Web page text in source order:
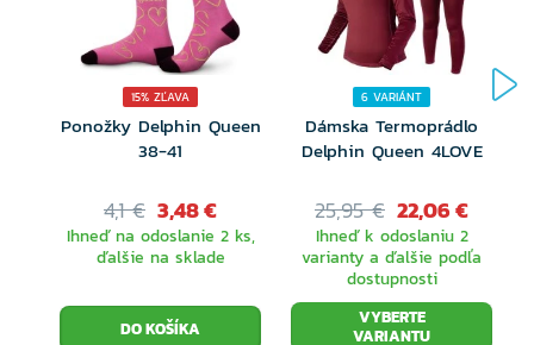
15% ZĽAVA
Ponožky Delphin Queen
38-41
4,1 € 3,48 €
Ihneď na odoslanie 2 ks,
ďalšie na sklade
6 VARIÁNT
Dámska Termoprádlo
Delphin Queen 4LOVE
25,95 € 22,06 €
Ihneď k odoslaniu 2
varianty a ďalšie podľa
dostupnosti
VYBERTE
VARIANTU